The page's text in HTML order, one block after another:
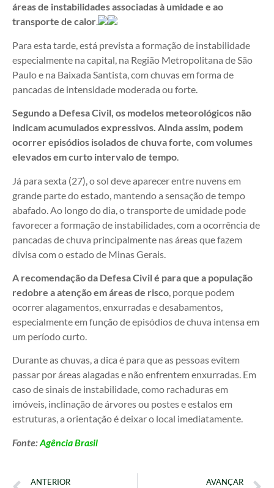
áreas de instabilidades associadas à umidade e ao
transporte de calor.
Para esta tarde, está prevista a formação de instabilidade
especialmente na capital, na Região Metropolitana de São
Paulo e na Baixada Santista, com chuvas em forma de
pancadas de intensidade moderada ou forte.
Segundo a Defesa Civil, os modelos meteorológicos não
indicam acumulados expressivos. Ainda assim, podem
ocorrer episódios isolados de chuva forte, com volumes
elevados em curto intervalo de tempo.
Já para sexta (27), o sol deve aparecer entre nuvens em
grande parte do estado, mantendo a sensação de tempo
abafado. Ao longo do dia, o transporte de umidade pode
favorecer a formação de instabilidades, com a ocorrência de
pancadas de chuva principalmente nas áreas que fazem
divisa com o estado de Minas Gerais.
A recomendação da Defesa Civil é para que a população
redobre a atenção em áreas de risco, porque podem
ocorrer alagamentos, enxurradas e desabamentos,
especialmente em função de episódios de chuva intensa em
um período curto.
Durante as chuvas, a dica é para que as pessoas evitem
passar por áreas alagadas e não enfrentem enxurradas. Em
caso de sinais de instabilidade, como rachaduras em
imóveis, inclinação de árvores ou postes e estalos em
estruturas, a orientação é deixar o local imediatamente.
Fonte:Agência Brasil
ANTERIOR AVANÇAR